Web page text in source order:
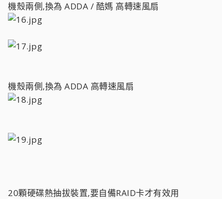
機殼兩側,換為 ADDA / 酷媽 高轉速風扇
機殼兩側,換為 ADDA 高轉速風扇
20顆硬碟熱抽拔裝置,要自備RAID卡才有效用